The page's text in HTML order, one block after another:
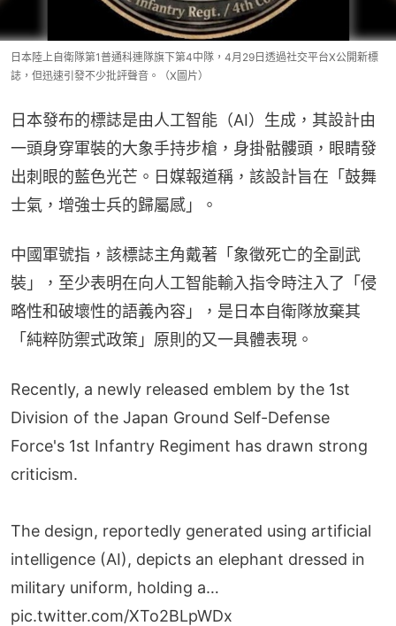
日本陸上自衛隊第1普通科連隊旗下第4中隊，4月29日透過社交平台X公開新標
誌，但迅速引發不少批評聲音。（X圖片）
日本發布的標誌是由人工智能（AI）生成，其設計由
一頭身穿軍裝的大象手持步槍，身掛骷髏頭，眼睛發
出刺眼的藍色光芒。日媒報道稱，該設計旨在「鼓舞
士氣，增強士兵的歸屬感」。
中國軍號指，該標誌主角戴著「象徵死亡的全副武
裝」，至少表明在向人工智能輸入指令時注入了「侵
略性和破壞性的語義內容」，是日本自衛隊放棄其
「純粹防禦式政策」原則的又一具體表現。
Recently, a newly released emblem by the 1st
Division of the Japan Ground Self-Defense
Force's 1st Infantry Regiment has drawn strong
criticism.
The design, reportedly generated using artificial
intelligence (AI), depicts an elephant dressed in
military uniform, holding a…
pic.twitter.com/XTo2BLpWDx